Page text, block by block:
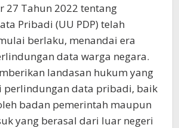
27 Tahun 2022 tentang
Pribadi (UU PDP) telah
berlaku, menandai era
data warga negara.
landasan hukum yang
perlindungan data pribadi, baik
badan pemerintah maupun
yang berasal dari luar negeri